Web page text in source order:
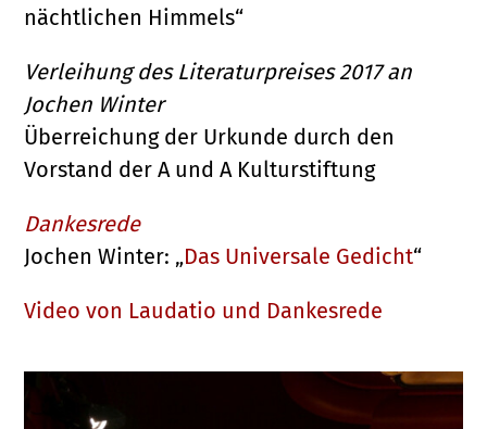
nächtlichen Himmels“
Verleihung des Literaturpreises 2017 an
Jochen Winter
Überreichung der Urkunde durch den
Vorstand der A und A Kulturstiftung
Dankesrede
Jochen Winter: „Das Universale Gedicht“
Video von Laudatio und Dankesrede